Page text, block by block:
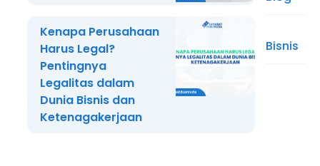
Kenapa Perusahaan
Harus Legal?
Pentingnya
Legalitas dalam
Dunia Bisnis dan
Ketenagakerjaan
Bisnis